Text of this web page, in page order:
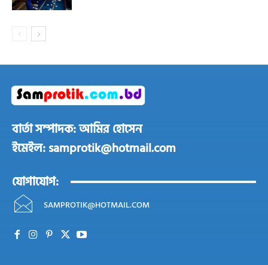
বার্তা সম্পাদক: আমির হোসেন
ইমেইল: samprotik@hotmail.com
যোগাযোগ:
SAMPROTIK@HOTMAIL.COM